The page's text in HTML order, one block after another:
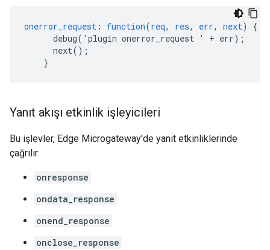
onerror_request : function(req, res, err, next)
{
debug('plugin onerror_request ' + err) ;
next() ;
}
Yanıt akışı etkinlik işleyicileri
Bu işlevler, Edge Microgateway'de yanıt etkinliklerinde
çağrılır.
onresponse
ondata_response
onend_response
onclose_response